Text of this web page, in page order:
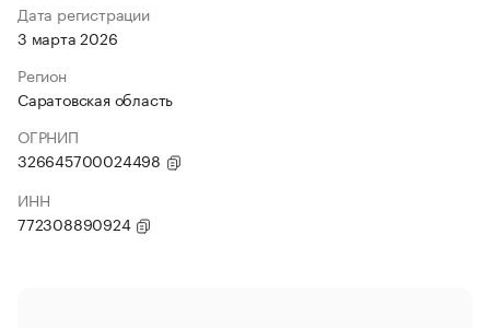
Дата регистрации
3 марта 2026
Регион
Саратовская область
ОГРНИП
326645700024498
ИНН
772308890924